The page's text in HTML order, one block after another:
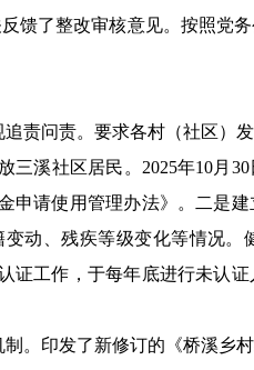
馈了整改审核意见。按照党
责问责。要求各村（社区）
溪社区居民。2025年10月
请使用管理办法》。二是
动、残疾等级变化等情况
工作，于每年底进行未认
。印发了新修订的《桥溪乡